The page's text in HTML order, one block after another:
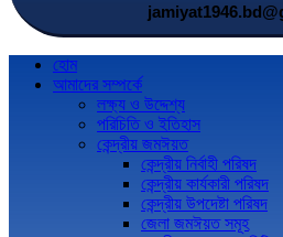
হোম
আমাদের সম্পর্কে
লক্ষ্য ও উদ্দেশ্য
পরিচিতি ও ইতিহাস
কেন্দ্রীয় জমঈয়ত
কেন্দ্রীয় নির্বাহী পরিষদ
কেন্দ্রীয় কার্যকারী পরিষদ
কেন্দ্রীয় উপদেষ্টা পরিষদ
জেলা জমঈয়ত সমূহ